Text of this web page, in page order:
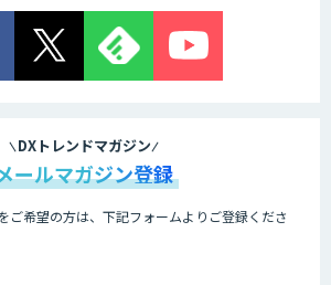
TIGEREYE AGENT
ービス
Asteria AIoT Suite｜Gravio – 画像認識
DXトレンドマガジン
ールマガジン登録
ご希望の方は、下記フォームよりご登録くださ